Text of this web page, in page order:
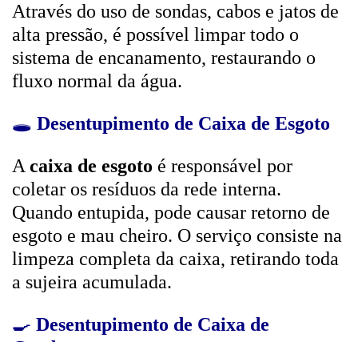
Através do uso de sondas, cabos e jatos de
alta pressão, é possível limpar todo o
sistema de encanamento, restaurando o
fluxo normal da água.
🕳️ Desentupimento de Caixa de Esgoto
A caixa de esgoto é responsável por
coletar os resíduos da rede interna.
Quando entupida, pode causar retorno de
esgoto e mau cheiro. O serviço consiste na
limpeza completa da caixa, retirando toda
a sujeira acumulada.
🍳 Desentupimento de Caixa de